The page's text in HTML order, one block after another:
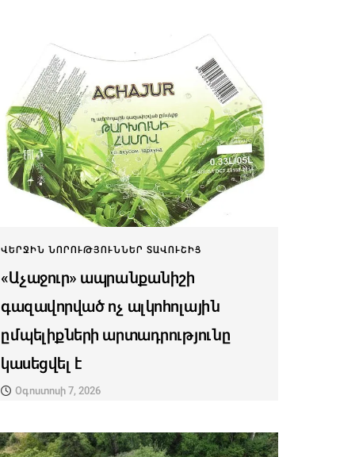
ՎԵՐՋԻՆ ՆՈՐՈՒԹՅՈՒՆՆԵՐ ՏԱՎՈՒՇԻՑ
«Աչաջուր» ապրանքանիշի
գազավորված ոչ ալկոհոլային
ըմպելիքների արտադրությունը
կասեցվել է
Օգոստոսի 7, 2026